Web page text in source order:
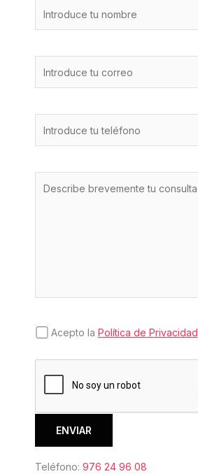
Acepto la Política de Privacidad
Teléfono: 976 24 96 08